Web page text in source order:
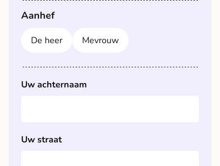
Aanhef
De heer Mevrouw
Uw achternaam
Uw straat